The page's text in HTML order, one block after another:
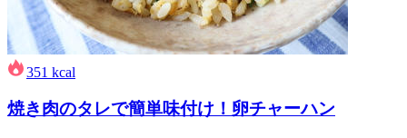
351 kcal
焼き肉のタレで簡単味付け！卵チャーハン